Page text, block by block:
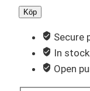
Köp
Secure
In
Open